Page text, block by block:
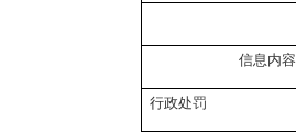
信息内容
行政处罚